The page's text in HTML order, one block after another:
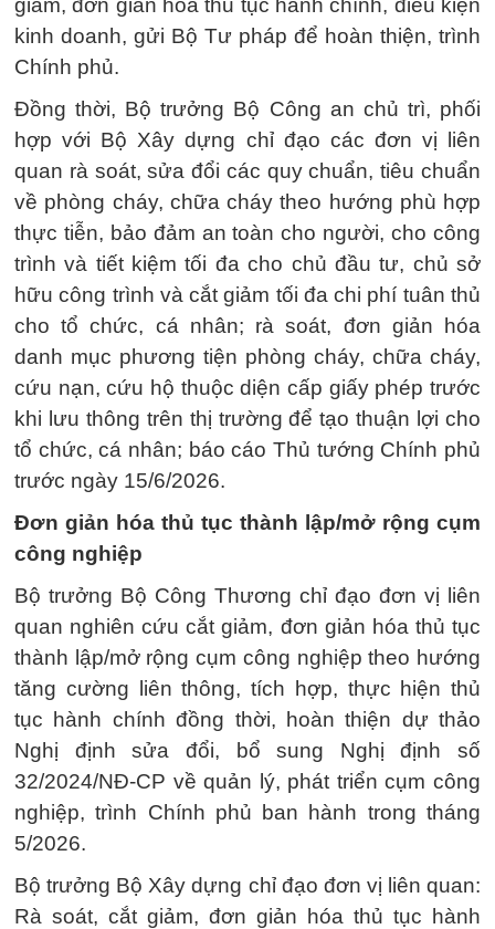
giảm, đơn giản hóa thủ tục hành chính, điều kiện
kinh doanh, gửi Bộ Tư pháp để hoàn thiện, trình
Chính phủ.
Đồng thời, Bộ trưởng Bộ Công an chủ trì, phối
hợp với Bộ Xây dựng chỉ đạo các đơn vị liên
quan rà soát, sửa đổi các quy chuẩn, tiêu chuẩn
về phòng cháy, chữa cháy theo hướng phù hợp
thực tiễn, bảo đảm an toàn cho người, cho công
trình và tiết kiệm tối đa cho chủ đầu tư, chủ sở
hữu công trình và cắt giảm tối đa chi phí tuân thủ
cho tổ chức, cá nhân; rà soát, đơn giản hóa
danh mục phương tiện phòng cháy, chữa cháy,
cứu nạn, cứu hộ thuộc diện cấp giấy phép trước
khi lưu thông trên thị trường để tạo thuận lợi cho
tổ chức, cá nhân; báo cáo Thủ tướng Chính phủ
trước ngày 15/6/2026.
Đơn giản hóa thủ tục thành lập/mở rộng cụm
công nghiệp
Bộ trưởng Bộ Công Thương chỉ đạo đơn vị liên
quan nghiên cứu cắt giảm, đơn giản hóa thủ tục
thành lập/mở rộng cụm công nghiệp theo hướng
tăng cường liên thông, tích hợp, thực hiện thủ
tục hành chính đồng thời, hoàn thiện dự thảo
Nghị định sửa đổi, bổ sung Nghị định số
32/2024/NĐ-CP về quản lý, phát triển cụm công
nghiệp, trình Chính phủ ban hành trong tháng
5/2026.
Bộ trưởng Bộ Xây dựng chỉ đạo đơn vị liên quan:
Rà soát, cắt giảm, đơn giản hóa thủ tục hành